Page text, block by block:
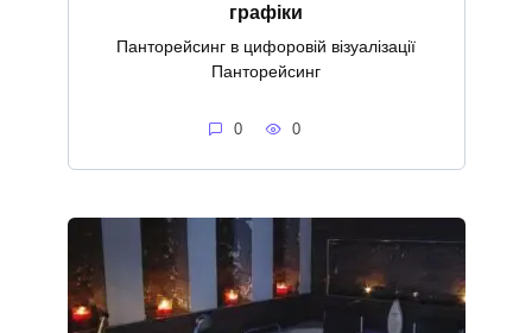
графіки
Панторейсинг в цифоровій візуалізації
Панторейсинг
0 0